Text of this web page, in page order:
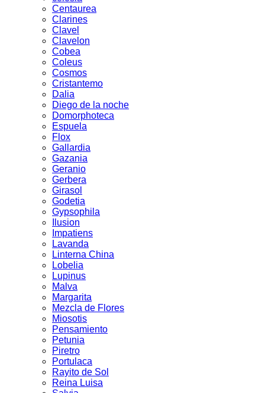
Centaurea
Clarines
Clavel
Clavelon
Cobea
Coleus
Cosmos
Cristantemo
Dalia
Diego de la noche
Domorphoteca
Espuela
Flox
Gallardia
Gazania
Geranio
Gerbera
Girasol
Godetia
Gypsophila
Ilusion
Impatiens
Lavanda
Linterna China
Lobelia
Lupinus
Malva
Margarita
Mezcla de Flores
Miosotis
Pensamiento
Petunia
Piretro
Portulaca
Rayito de Sol
Reina Luisa